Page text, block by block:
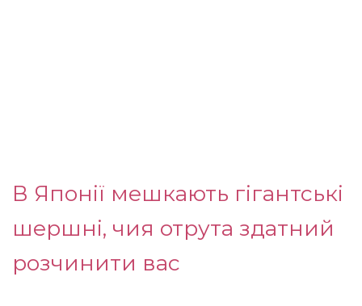
В Японії мешкають гігантські
шершні, чия отрута здатний
розчинити вас